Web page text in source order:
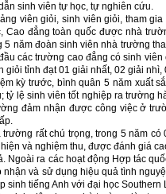
sinh viên tự học, tự nghiên cứu.
viên giỏi, sinh viên giỏi, tham
đẳng toàn quốc được nhà
năm đoàn sinh viên nhà trường
các trường cao đẳng có sinh
tỉnh đạt 01 giải nhất, 02 giải nhì,
kỳ trước, bình quân 5 năm xuất
tỷ lệ sinh viên tốt nghiệp ra trường
đảm nhận được công việc ở
rất chú trọng, trong 5 năm có
và nghiệm thu, được đánh giá
Ngoài ra các hoạt động Hợp tác
và sử dụng hiệu quả tình
sinh tiếng Anh với đại học Southern